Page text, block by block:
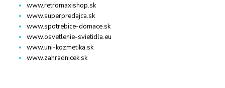
www.retromaxishop.sk
www.superpredajca.sk
www.spotrebice-domace.sk
www.osvetlenie-svietidla.eu
www.uni-kozmetika.sk
www.zahradnicek.sk